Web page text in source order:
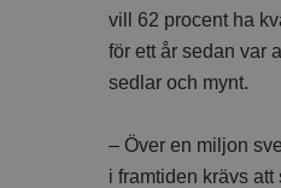
vill 62 procent ha
för ett år sedan var
sedlar och mynt.
– Över en miljon
i framtiden krävs